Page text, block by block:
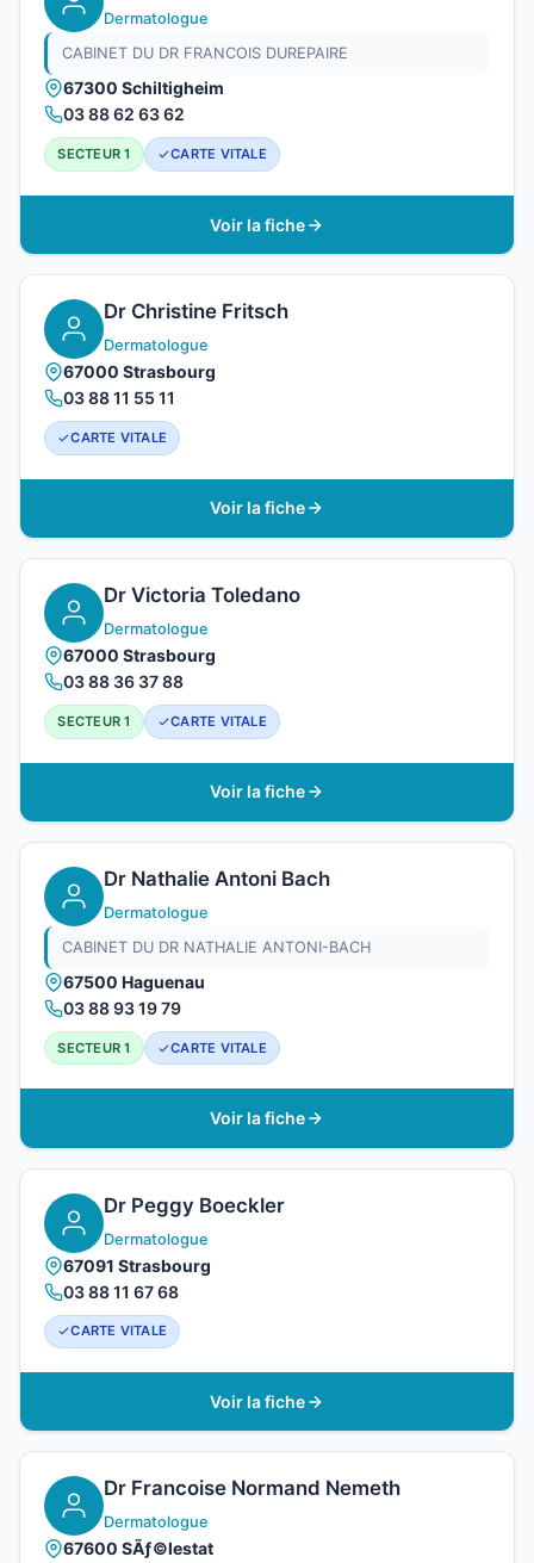
Dermatologue
CABINET DU DR FRANCOIS DUREPAIRE
67300 Schiltigheim
03 88 62 63 62
SECTEUR 1 CARTE VITALE
Voir la fiche
Dr Christine Fritsch
Dermatologue
67000 Strasbourg
03 88 11 55 11
CARTE VITALE
Voir la fiche
Dr Victoria Toledano
Dermatologue
67000 Strasbourg
03 88 36 37 88
SECTEUR 1 CARTE VITALE
Voir la fiche
Dr Nathalie Antoni Bach
Dermatologue
CABINET DU DR NATHALIE ANTONI-BACH
67500 Haguenau
03 88 93 19 79
SECTEUR 1 CARTE VITALE
Voir la fiche
Dr Peggy Boeckler
Dermatologue
67091 Strasbourg
03 88 11 67 68
CARTE VITALE
Voir la fiche
Dr Francoise Normand Nemeth
Dermatologue
67600 SÃƒ©lestat